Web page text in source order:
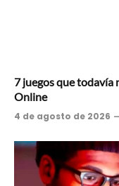
7 juegos que todavía
Online
4 de agosto de 2026